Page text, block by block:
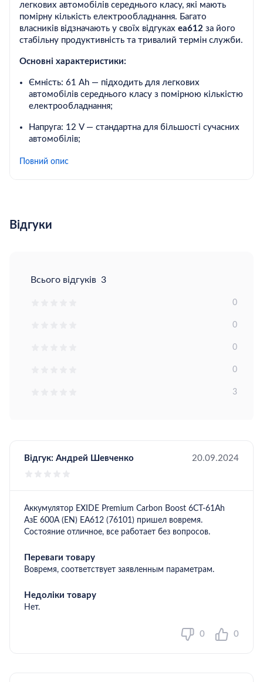
легкових автомобілів середнього класу, які мають
помірну кількість електрообладнання. Багато
власників відзначають у своїх відгуках ea612 за його
стабільну продуктивність та тривалий термін служби.
Основні характеристики:
Ємність: 61 Ah — підходить для легкових
автомобілів середнього класу з помірною кількістю
електрообладнання;
Напруга: 12 V — стандартна для більшості сучасних
автомобілів;
Пусковий струм: 600 А — забезпечує впевнений
служби та підвищену стійкість до циклічних
Модель EXIDE Premium EA612 забезпечує стабільну
використанні додаткових електросистем, що робить
термін служби та надійність, забезпечуючи впевнений
Повний опис
Відгуки
Всього відгуків 3
0
0
0
0
3
Відгук: Андрей Шевченко 20.09.2024
Аккумулятор EXIDE Premium Carbon Boost 6СТ-61Ah
АзЕ 600A (EN) EA612 (76101) пришел вовремя.
Состояние отличное, все работает без вопросов.
Переваги товару
Вовремя, соответствует заявленным параметрам.
Недоліки товару
Нет.
0 0